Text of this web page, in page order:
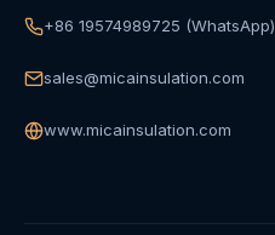
+86 19574989725 (WhatsApp)
sales@micainsulation.com
www.micainsulation.com